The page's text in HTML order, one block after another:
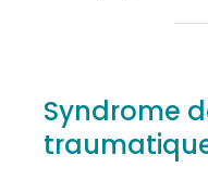
Syndrome